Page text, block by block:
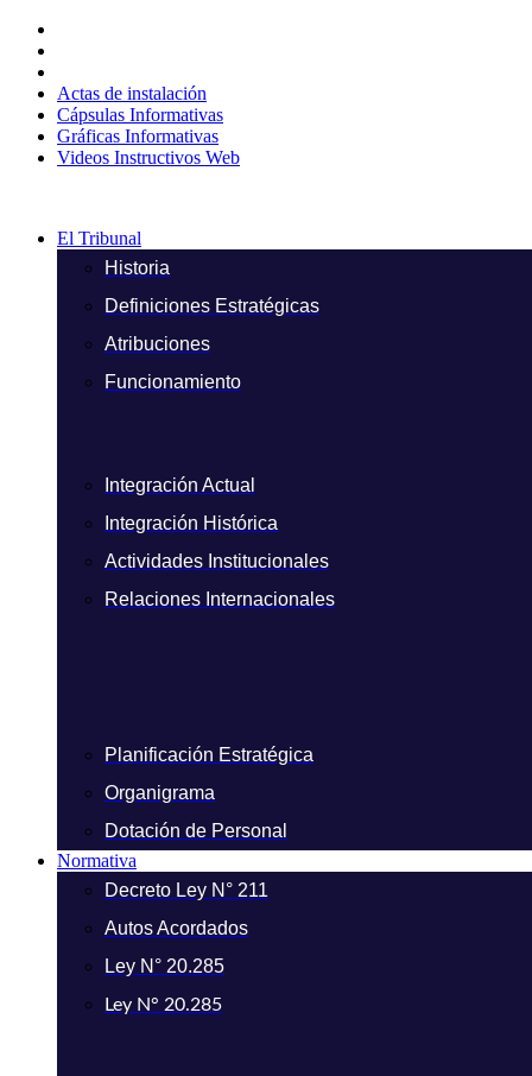
contenido
Actas de instalación
Cápsulas Informativas
Gráficas Informativas
Videos Instructivos Web
El Tribunal
Historia
Definiciones Estratégicas
Atribuciones
Funcionamiento
Integración Actual
Integración Histórica
Actividades Institucionales
Relaciones Internacionales
Planificación Estratégica
Organigrama
Dotación de Personal
Normativa
Decreto Ley N° 211
Autos Acordados
Ley N° 20.285
Ley N° 20.285